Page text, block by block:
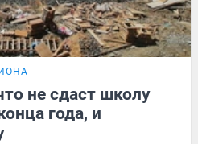
не сдаст школу
года, и